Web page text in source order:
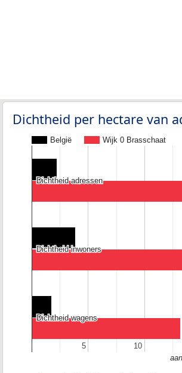
Dichtheid per hectare van
België Wijk 0 Brasschaat
5
5 10
10
Dichtheid adressen
Dichtheid adressen
Dichtheid inwoners
Dichtheid inwoners
Dichtheid wagens
Dichtheid wagens